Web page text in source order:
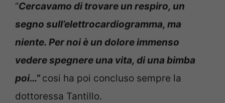
“Cercavamo di trovare un respiro, un
segno sull’elettrocardiogramma, ma
niente. Per noi è un dolore immenso
vedere spegnere una vita, di una bimba
poi…” cosi ha poi concluso sempre la
dottoressa Tantillo.